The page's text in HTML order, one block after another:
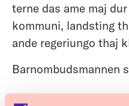
terne das ame maj
kommuni, landsting
ande regeriungo thaj
Barnombudsmannen
Te lishij e